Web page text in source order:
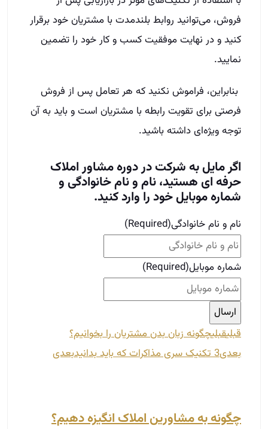
فروش، می‌توانید روابط بلندمدت با مشتریان خود برقرار
کنید و در نهایت موفقیت کسب و کار خود را تضمین
نمایید.
بنابراین، فراموش نکنید که هر تعامل پس از فروش
فرصتی برای تقویت رابطه با مشتریان است و باید به آن
توجه ویژه‌ای داشته باشید.
اگر مایل به شرکت در دوره مشاور املاک
حرفه ای هستید، نام و نام خانوادگی و
شماره موبایل خود را وارد کنید.
نام و نام خانوادگی(Required)
شماره موبایل(Required)
قبلیقبلیچگونه زبان بدن مشتریان را بخوانیم؟
بعدی3 تکنیک سری مذاکرات که باید بدانید بعدی
چگونه به مشاورین املاک انگیزه دهیم؟